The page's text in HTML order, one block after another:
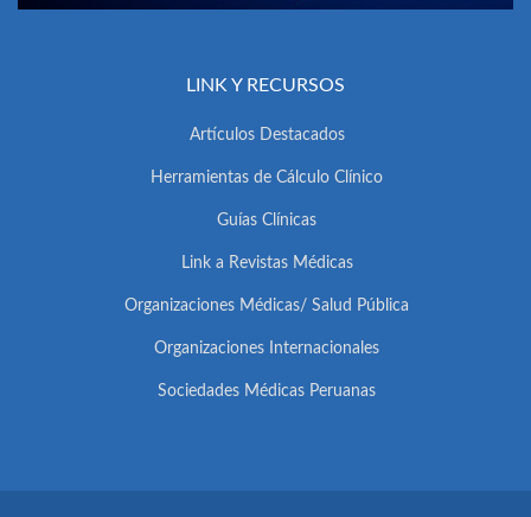
LINK Y RECURSOS
Artículos Destacados
Herramientas de Cálculo Clínico
Guías Clínicas
Link a Revistas Médicas
Organizaciones Médicas/ Salud Pública
Organizaciones Internacionales
Sociedades Médicas Peruanas